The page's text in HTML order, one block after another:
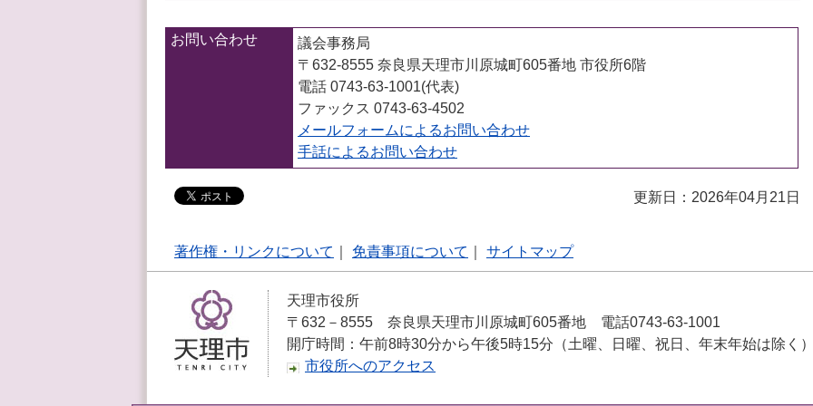
お問い合わせ
議会事務局
〒632-8555 奈良県天理市川原城町605番地 市役所6階
電話 0743-63-1001(代表)
ファックス 0743-63-4502
メールフォームによるお問い合わせ
手話によるお問い合わせ
更新日：2026年04月21日
著作権・リンクについて 免責事項について サイトマップ
天理市役所
〒632－8555 奈良県天理市川原城町605番地 電話0743-63-1001
開庁時間：午前8時30分から午後5時15分（土曜、日曜、祝日、年末年始は除く
市役所へのアクセス